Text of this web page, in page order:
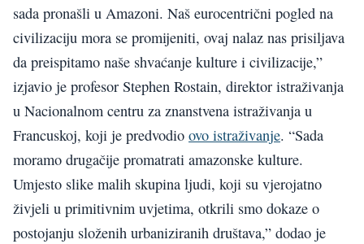
sada pronašli u Amazoni. Naš eurocentrični pogled na
civilizaciju mora se promijeniti, ovaj nalaz nas prisiljava
da preispitamo naše shvaćanje kulture i civilizacije,”
izjavio je profesor Stephen Rostain, direktor istraživanja
u Nacionalnom centru za znanstvena istraživanja u
Francuskoj, koji je predvodio ovo istraživanje. “Sada
moramo drugačije promatrati amazonske kulture.
Umjesto slike malih skupina ljudi, koji su vjerojatno
živjeli u primitivnim uvjetima, otkrili smo dokaze o
postojanju složenih urbaniziranih društava,” dodao je